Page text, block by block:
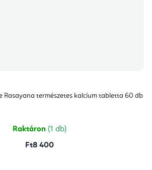
Rasayana természetes kalcium tabletta 60 db
Raktáron (1 db)
Ft8 400